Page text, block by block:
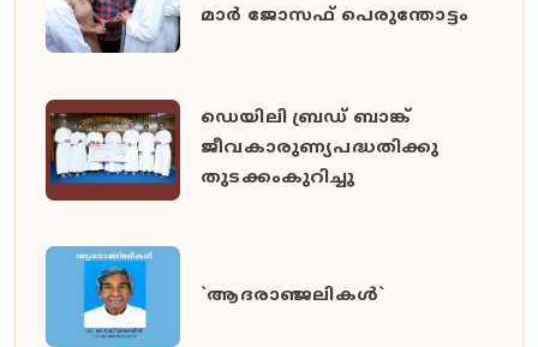
മാർ ജോസഫ് പെരുന്തോട്ടം
ഡെയിലി ബ്രഡ് ബാങ്ക്
ജീവകാരുണ്യപദ്ധതിക്കു
തുടക്കംകുറിച്ചു
`ആദരാഞ്ജലികൾ`